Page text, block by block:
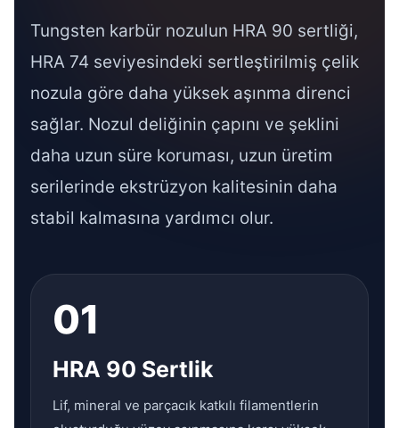
Tungsten karbür nozulun HRA 90 sertliği,
HRA 74 seviyesindeki sertleştirilmiş çelik
nozula göre daha yüksek aşınma direnci
sağlar. Nozul deliğinin çapını ve şeklini
daha uzun süre koruması, uzun üretim
serilerinde ekstrüzyon kalitesinin daha
stabil kalmasına yardımcı olur.
01
HRA 90 Sertlik
Lif, mineral ve parçacık katkılı filamentlerin